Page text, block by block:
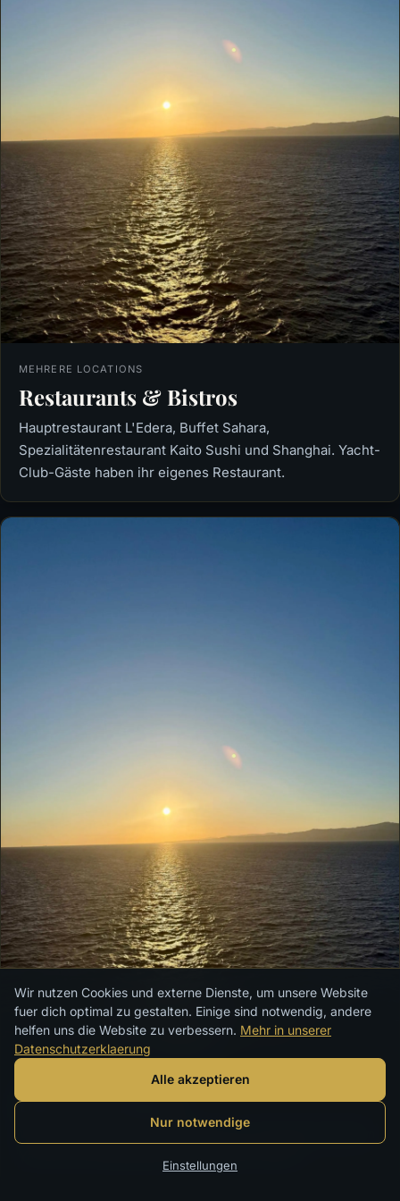
MEHRERE LOCATIONS
Restaurants & Bistros
Hauptrestaurant L'Edera, Buffet Sahara,
Spezialitätenrestaurant Kaito Sushi und Shanghai. Yacht-
Club-Gäste haben ihr eigenes Restaurant.
Bars & Lounges
Von der zentralen Atrium-Bar bis zur Top Sail Lounge im
Wir nutzen Cookies und externe Dienste, um unsere Website
fuer dich optimal zu gestalten. Einige sind notwendig, andere
helfen uns die Website zu verbessern. Mehr in unserer
Datenschutzerklaerung
Alle akzeptieren
Nur notwendige
Einstellungen